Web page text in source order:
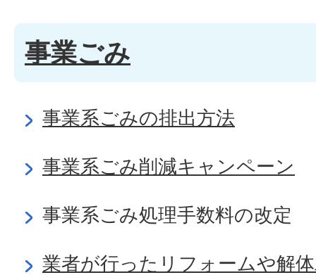
事業ごみ
事業系ごみの排出方法
事業系ごみ削減キャンペーン
事業系ごみ処理手数料の改定
業者が行ったリフォームや解